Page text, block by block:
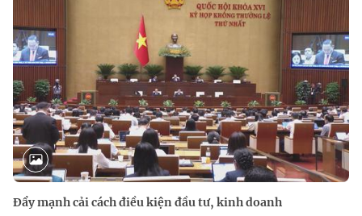
Đẩy mạnh cải cách điều kiện đầu tư, kinh doanh